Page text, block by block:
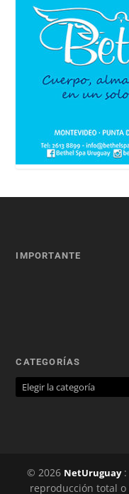
IMPORTANTE
CATEGORÍAS
© 2026 NetUruguay:
reproducción total